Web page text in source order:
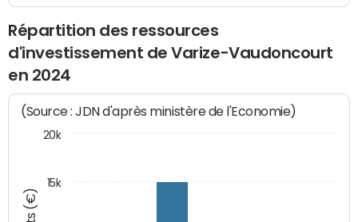
Répartition des ressources
d'investissement de Varize-Vaudoncourt
en 2024
(Source : JDN d'après ministère de l'Economie)
15k
20k